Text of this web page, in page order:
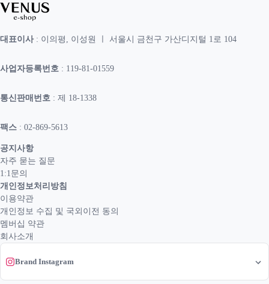
대표이사: 이의평, 이성원 ㅣ 서울시 금천구 가산디지털 1로 104
사업자등록번호 : 119-81-01559
통신판매번호 : 제 18-1338
팩스 : 02-869-5613
공지사항
자주 묻는 질문
1:1문의
개인정보처리방침
이용약관
개인정보 수집 및 국외이전 동의
멤버십 약관
회사소개
Brand Instagram